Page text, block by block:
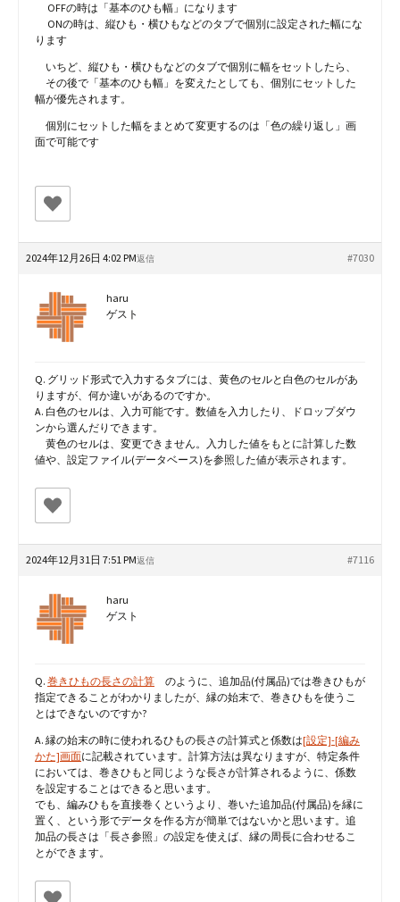
OFFの時は「基本のひも幅」になります
ONの時は、縦ひも・横ひもなどのタブで個別に設定された幅にな
ります
いちど、縦ひも・横ひもなどのタブで個別に幅をセットしたら、
その後で「基本のひも幅」を変えたとしても、個別にセットした
幅が優先されます。
個別にセットした幅をまとめて変更するのは「色の繰り返し」画
面で可能です
2024年12月26日 4:02 PM #7030
返信
haru
ゲスト
Q. グリッド形式で入力するタブには、黄色のセルと白色のセルがあ
りますが、何か違いがあるのですか。
A. 白色のセルは、入力可能です。数値を入力したり、ドロップダウ
ンから選んだりできます。
黄色のセルは、変更できません。入力した値をもとに計算した数
値や、設定ファイル(データベース)を参照した値が表示されます。
2024年12月31日 7:51 PM #7116
返信
haru
ゲスト
Q. 巻きひもの長さの計算 のように、追加品(付属品)では巻きひもが
指定できることがわかりましたが、縁の始末で、巻きひもを使うこ
とはできないのですか?
A. 縁の始末の時に使われるひもの長さの計算式と係数は[設定]-[編み
かた]画面に記載されています。計算方法は異なりますが、特定条件
においては、巻きひもと同じような長さが計算されるように、係数
を設定することはできると思います。
でも、編みひもを直接巻くというより、巻いた追加品(付属品)を縁に
置く、という形でデータを作る方が簡単ではないかと思います。追
加品の長さは「長さ参照」の設定を使えば、縁の周長に合わせるこ
とができます。